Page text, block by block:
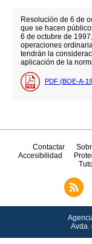
Resolución de 6 de
que se hacen
6 de octubre de
operaciones
tendrán la
aplicación de la
PDF (BOE-A-
Contactar
Accesibilidad
Avda.